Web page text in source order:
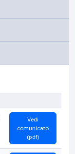
Vedi
comunicato
(pdf)